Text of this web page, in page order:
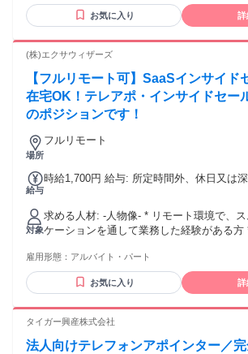
に、 選考時にスタート時給を決定します。
（保険・不動産・スクール等）での アウ
がある方も歓迎 【応募条件】 ✅ご自身のPCがありインターネ
お気に入り 詳
(株)エクサウィザーズ
【フルリモート可】SaaSインサイド
在宅OK！テレアポ・インサイドセー
のポジションです！
場所
フルリモート
給与
時給1,700円 給与: 所定時間外、休日又は深夜労働に対して支
内 25％ 月 60 時間超 50％ ・休日 法定休
25％ ・深夜 25％
対象
求める人材: -人物像- * リモート環境で、スムーズなコミュニ
ケーションを通して業務した経験がある方
ティを発揮できる方 -スキル- * 営業または販売の業務経験が
ある方 * 電話での営業経験をお持ちの方 *
く使用できる方
雇用形態： アルバイト・パート
お気に入り 詳
タイガー興産株式会社
法人向けテレフォンアポインター／